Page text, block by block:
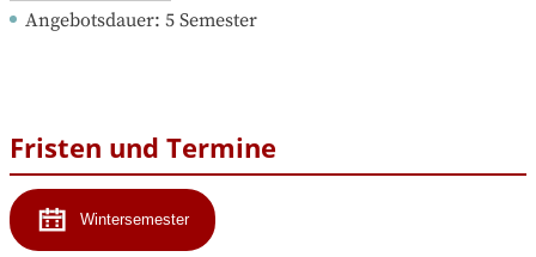
Angebotsdauer: 5 Semester
Fristen und Termine
Wintersemester